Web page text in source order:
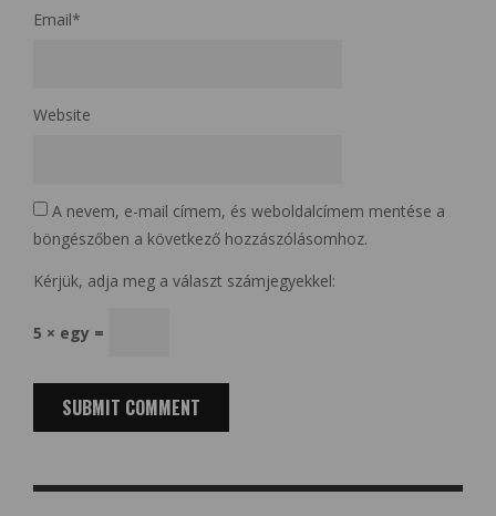
Email*
Website
A nevem, e-mail címem, és weboldalcímem mentése a
böngészőben a következő hozzászólásomhoz.
Kérjük, adja meg a választ számjegyekkel:
5 × egy =